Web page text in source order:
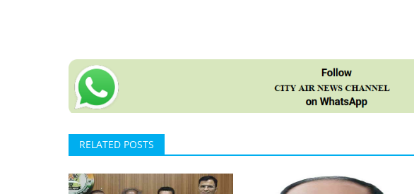
RELATED POSTS